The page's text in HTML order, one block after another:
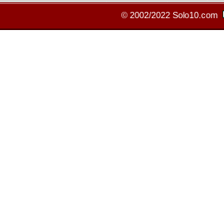
© 2002/2022 Solo10.com